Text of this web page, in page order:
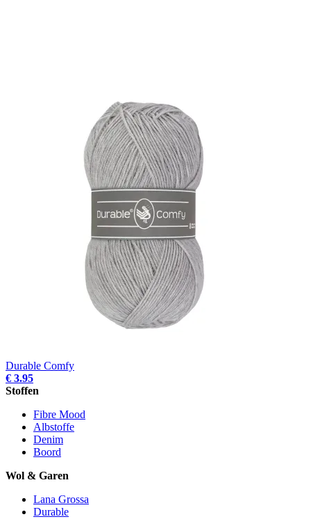
Durable Comfy
€ 3.95
Stoffen
Fibre Mood
Albstoffe
Denim
Boord
Wol & Garen
Lana Grossa
Durable